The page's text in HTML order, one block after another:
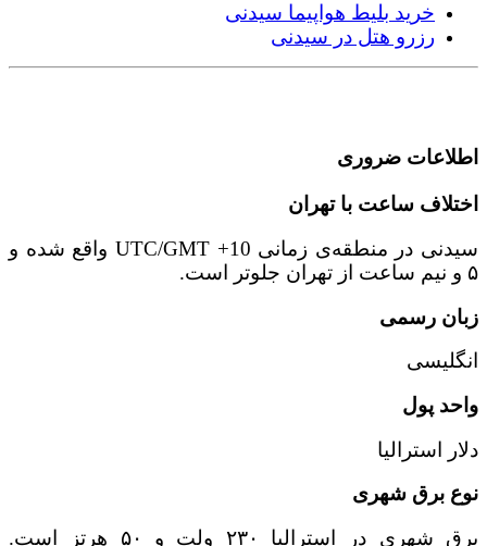
خرید بلیط هواپیما سیدنی
رزرو هتل در سیدنی
اطلاعات ضروری
اختلاف ساعت با تهران
سیدنی در منطقه‌ی زمانی UTC/GMT +10 واقع شده و
۵ و نیم ساعت از تهران جلوتر است.
زبان رسمی
انگلیسی
واحد پول
دلار استرالیا
نوع برق شهری
برق شهری در استرالیا ۲۳۰ ولت و ۵۰ هرتز است.